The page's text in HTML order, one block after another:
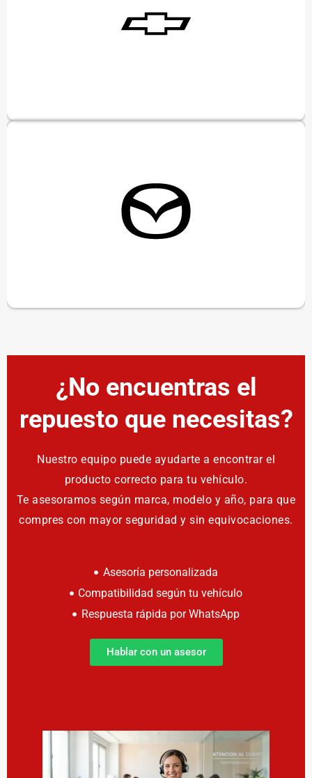
¿No encuentras el
repuesto que necesitas?
Nuestro equipo puede ayudarte a encontrar el
producto correcto para tu vehículo.
Te asesoramos según marca, modelo y año, para que
compres con mayor seguridad y sin equivocaciones.
Asesoría personalizada
Compatibilidad según tu vehículo
Respuesta rápida por WhatsApp
Hablar con un asesor